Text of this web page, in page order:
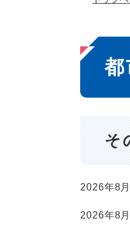
本
文
都
そ
2026年8
2026年8